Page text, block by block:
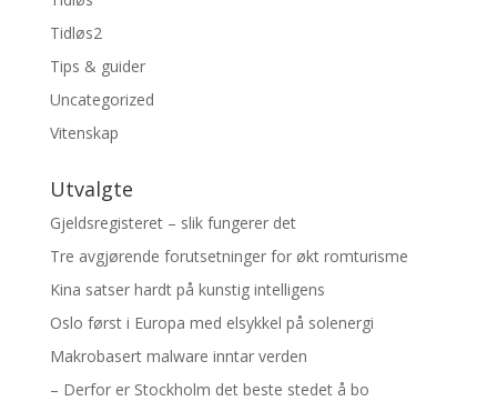
Tidløs2
Tips & guider
Uncategorized
Vitenskap
Utvalgte
Gjeldsregisteret – slik fungerer det
Tre avgjørende forutsetninger for økt romturisme
Kina satser hardt på kunstig intelligens
Oslo først i Europa med elsykkel på solenergi
Makrobasert malware inntar verden
– Derfor er Stockholm det beste stedet å bo